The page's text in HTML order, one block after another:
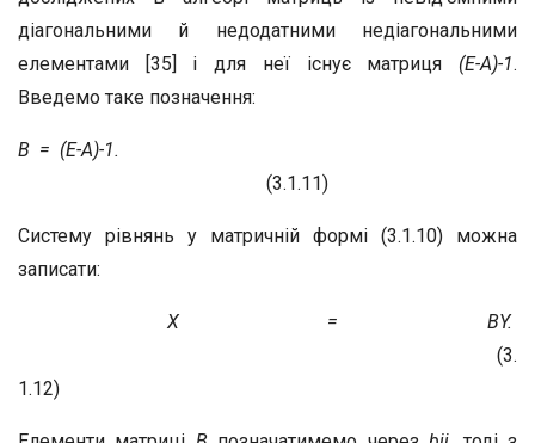
діагональними й недодатними недіагональними
елементами [35] і для неї існує матриця (Е-А)-1.
Введемо таке позначення:
В = (Е-А)-1.
(3.1.11)
Систему рівнянь у матричній формі (3.1.10) можна
записати:
X = BY.
(3.
1.12)